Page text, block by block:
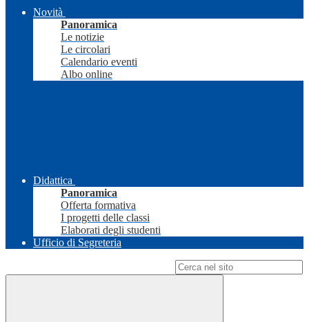
Novità
Panoramica
Le notizie
Le circolari
Calendario eventi
Albo online
Didattica
Panoramica
Offerta formativa
I progetti delle classi
Elaborati degli studenti
Ufficio di Segreteria